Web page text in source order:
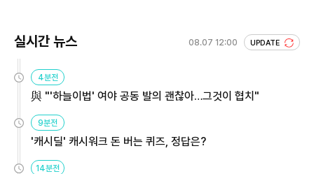
실시간 뉴스 08.07 12:00 UPDATE
4분전
與 "'하늘이법' 여야 공동 발의 괜찮아…그것이 협치"
9분전
'캐시딜' 캐시워크 돈 버는 퀴즈, 정답은?
14분전